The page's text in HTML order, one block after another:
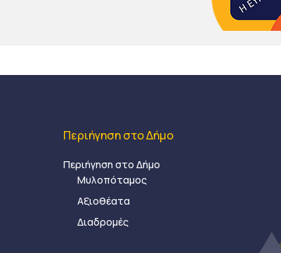
Περιήγηση στο Δήμο
Περιήγηση στο Δήμο
Μυλοπόταμος
Αξιοθέατα
Διαδρομές